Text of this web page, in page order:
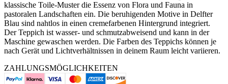
klassische Toile-Muster die Essenz von Flora und Fauna in
pastoralen Landschaften ein. Die beruhigenden Motive in Delfter
Blau sind nahtlos in einen cremefarbenen Hintergrund integriert.
Der Teppich ist wasser- und schmutzabweisend und kann in der
Maschine gewaschen werden. Die Farben des Teppichs können je
nach Gerät und Lichtverhältnissen in deinem Raum leicht variieren.
ZAHLUNGSMÖGLICHKEITEN